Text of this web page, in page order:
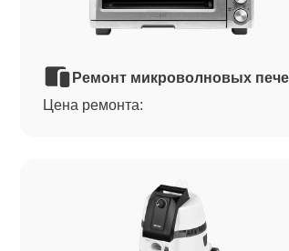
Ремонт микроволновых
Цена ремонта: